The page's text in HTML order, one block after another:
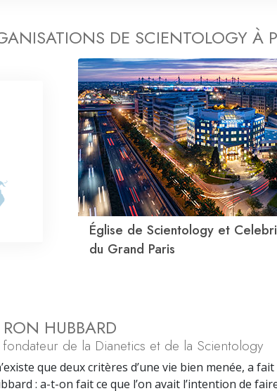
DE SCIENTOLOGY À
Église de Scientology et
du Grand Paris
HUBBARD
fondateur de la Dianetics et de la Scientology
que deux critères d’une vie bien menée, a
: a-t-on fait ce que l’on avait l’intention de